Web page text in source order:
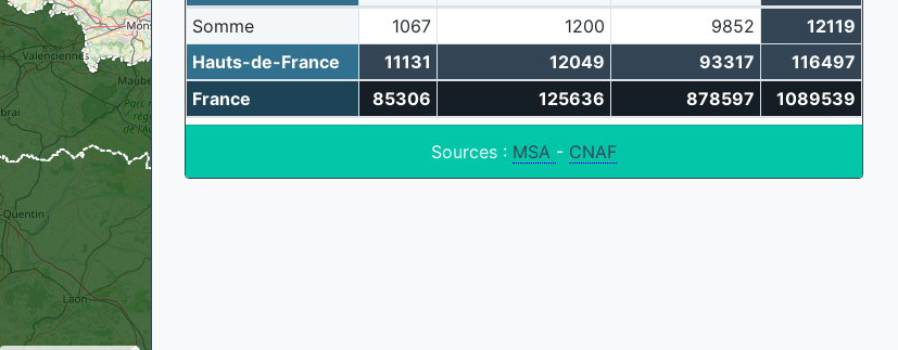
Somme
1067 1200 9852
12119
Hauts-de-France
11131 12049 93317
116497
France
85306 125636 878597 1089539
Sources : MSA - CNAF